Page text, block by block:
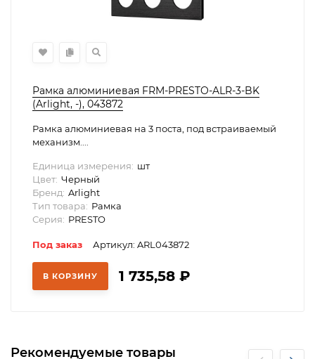
Рамка алюминиевая FRM-PRESTO-ALR-3-BK
(Arlight, -), 043872
Рамка алюминиевая на 3 поста, под встраиваемый
механизм....
Единица измерения: шт
Цвет: Черный
Бренд: Arlight
Тип товара: Рамка
Серия: PRESTO
Под заказ Артикул: ARL043872
В КОРЗИНУ 1 735,58 ₽
Рекомендуемые товары